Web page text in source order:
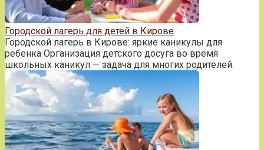
Городской лагерь для детей в Кирове
Городской лагерь в Кирове: яркие каникулы для
ребенка Организация детского досуга во время
школьных каникул — задача для многих родителей.